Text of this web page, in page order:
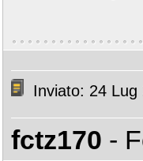
Inviato: 24 Lug
fctz170 -